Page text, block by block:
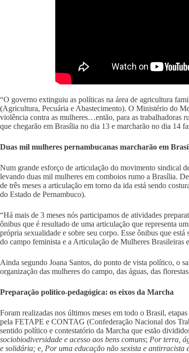
“O governo extinguiu as políticas na área de agricultura
(Agricultura, Pecuária e Abastecimento). O Ministério do
violência contra as mulheres…então, para as trabalhadoras
que chegarão em Brasília no dia 13 e marcharão no dia 14
Duas mil mulheres pernambucanas marcharão em
Num grande esforço de articulação do movimento sindical
levando duas mil mulheres em comboios rumo a Brasília.
de três meses a articulação em torno da ida está sendo
do Estado de Pernambuco).
“Há mais de 3 meses nós participamos de atividades
ônibus que é resultado de uma articulação que representa
própria sexualidade e sobre seu corpo. Esse ônibus que
do campo feminista e a Articulação de Mulheres Brasileiras
Ainda segundo Joana Santos, do ponto de vista político, o
organização das mulheres do campo, das águas, das
Preparação político-pedagógica: os eixos da Marcha
Foram realizadas nos últimos meses em todo o Brasil,
pela FETAPE e CONTAG (Confederação Nacional dos
sentido político e contestatório da Marcha que estão
sociobiodiversidade e acesso aos bens comuns; Por terra,
e solidária; e , Por uma educação não sexista e